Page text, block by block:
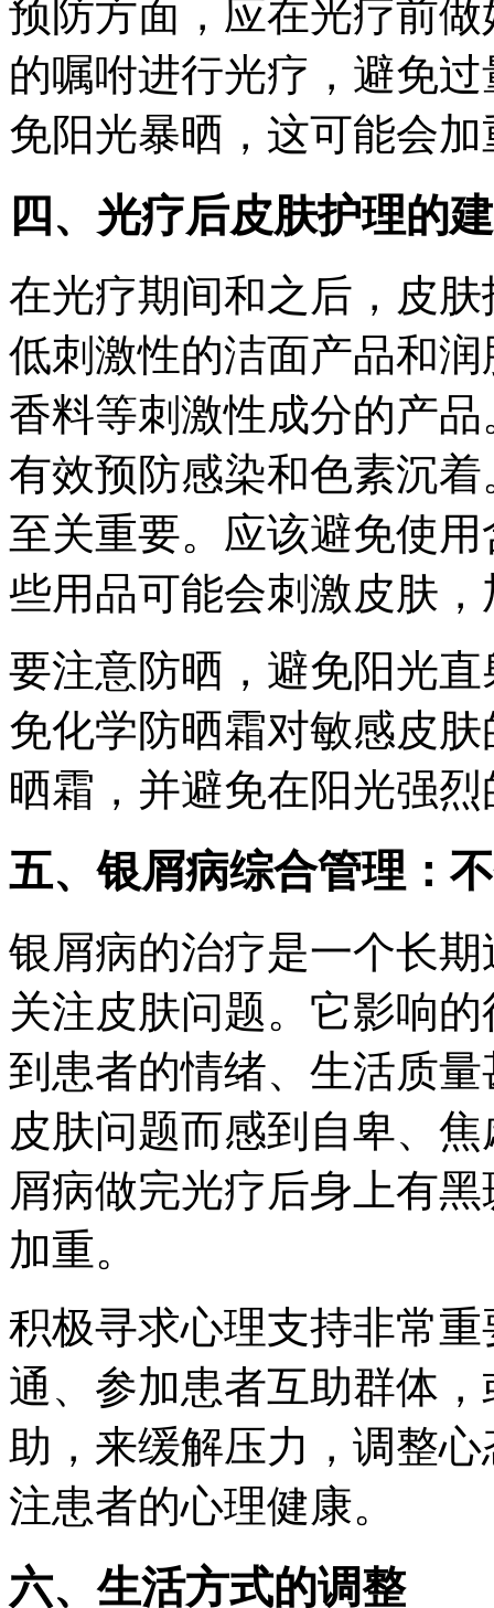
预防方面，应在光疗前
的嘱咐进行光疗，避免
免阳光暴晒，这可能会
四、光疗后皮肤护理的
在光疗期间和之后，皮
低刺激性的洁面产品和
香料等刺激性成分的产
有效预防感染和色素沉
至关重要。应该避免使
些用品可能会刺激皮肤
要注意防晒，避免阳光
免化学防晒霜对敏感皮
晒霜，并避免在阳光强
五、银屑病综合管理：
银屑病的治疗是一个长
关注皮肤问题。它影响
到患者的情绪、生活质
皮肤问题而感到自卑、
屑病做完光疗后身上有
加重。
积极寻求心理支持非常
通、参加患者互助群体
助，来缓解压力，调整
注患者的心理健康。
六、生活方式的调整